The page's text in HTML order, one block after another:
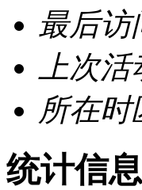
最后访
上次
所在时
统计信息